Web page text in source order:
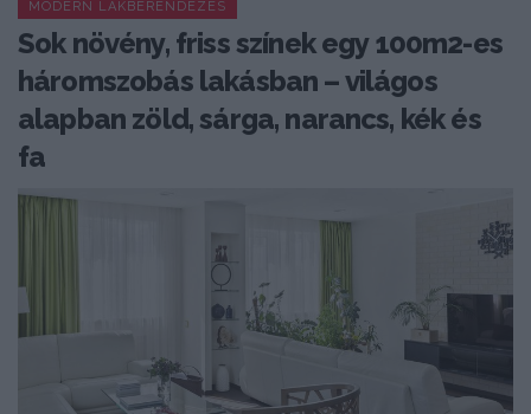
MODERN LAKBERENDEZÉS
Sok növény, friss színek egy 100m2-es
háromszobás lakásban – világos
alapban zöld, sárga, narancs, kék és
fa